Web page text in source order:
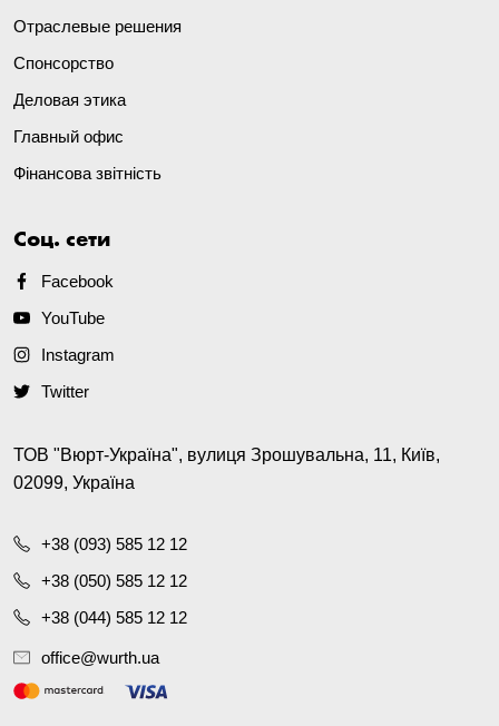
Отраслевые решения
Спонсорство
Деловая этика
Главный офис
Фінансова звітність
Соц. сети
Facebook
YouTube
Instagram
Twitter
ТОВ "Вюрт-Україна", вулиця Зрошувальна, 11, Київ,
02099, Україна
+38 (093) 585 12 12
+38 (050) 585 12 12
+38 (044) 585 12 12
office@wurth.ua